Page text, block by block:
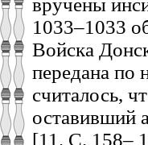
1033–1033
Войска
передана по
считалось,
оставивший
[11. С. 158–